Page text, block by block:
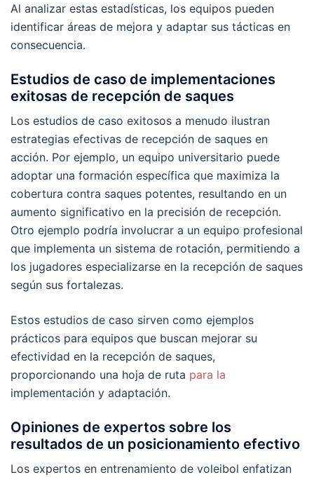
Al analizar estas estadísticas, los equipos pueden
identificar áreas de mejora y adaptar sus tácticas en
consecuencia.
Estudios de caso de implementaciones
exitosas de recepción de saques
Los estudios de caso exitosos a menudo ilustran
estrategias efectivas de recepción de saques en
acción. Por ejemplo, un equipo universitario puede
adoptar una formación específica que maximiza la
cobertura contra saques potentes, resultando en un
aumento significativo en la precisión de recepción.
Otro ejemplo podría involucrar a un equipo profesional
que implementa un sistema de rotación, permitiendo a
los jugadores especializarse en la recepción de saques
según sus fortalezas.
Estos estudios de caso sirven como ejemplos
prácticos para equipos que buscan mejorar su
efectividad en la recepción de saques,
proporcionando una hoja de ruta para la
implementación y adaptación.
Opiniones de expertos sobre los
resultados de un posicionamiento efectivo
Los expertos en entrenamiento de voleibol enfatizan